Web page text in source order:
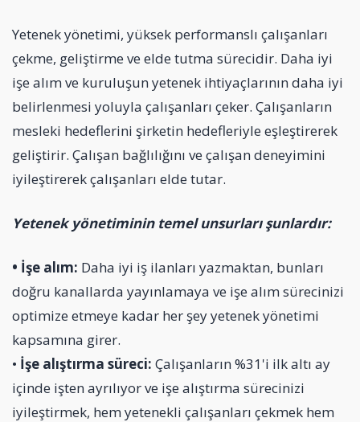
Yetenek yönetimi, yüksek performanslı çalışanları
çekme, geliştirme ve elde tutma sürecidir. Daha iyi
işe alım ve kuruluşun yetenek ihtiyaçlarının daha iyi
belirlenmesi yoluyla çalışanları çeker. Çalışanların
mesleki hedeflerini şirketin hedefleriyle eşleştirerek
geliştirir. Çalışan bağlılığını ve çalışan deneyimini
iyileştirerek çalışanları elde tutar.
Yetenek yönetiminin temel unsurları şunlardır:
• İşe alım: Daha iyi iş ilanları yazmaktan, bunları
doğru kanallarda yayınlamaya ve işe alım sürecinizi
optimize etmeye kadar her şey yetenek yönetimi
kapsamına girer.
• İşe alıştırma süreci: Çalışanların %31'i ilk altı ay
içinde işten ayrılıyor ve işe alıştırma sürecinizi
iyileştirmek, hem yetenekli çalışanları çekmek hem